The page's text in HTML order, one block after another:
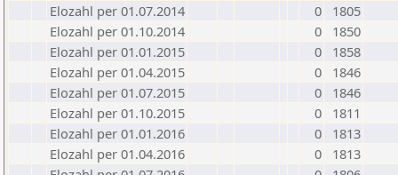
Elozahl per 01.07.2014
0
1805
Elozahl per 01.10.2014
0
1850
Elozahl per 01.01.2015
0
1858
Elozahl per 01.04.2015
0
1846
Elozahl per 01.07.2015
0
1846
Elozahl per 01.10.2015
0
1811
Elozahl per 01.01.2016
0
1813
Elozahl per 01.04.2016
0
1813